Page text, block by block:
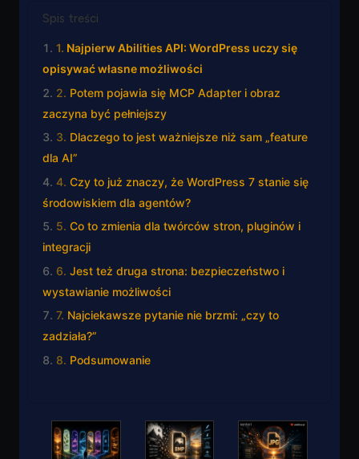
Spis treści
Najpierw Abilities API: WordPress uczy się
opisywać własne możliwości
Potem pojawia się MCP Adapter i obraz
zaczyna być pełniejszy
Dlaczego to jest ważniejsze niż sam „feature
dla AI”
Czy to już znaczy, że WordPress 7 stanie się
środowiskiem dla agentów?
Co to zmienia dla twórców stron, pluginów i
integracji
Jest też druga strona: bezpieczeństwo i
wystawianie możliwości
Najciekawsze pytanie nie brzmi: „czy to
zadziała?”
Podsumowanie